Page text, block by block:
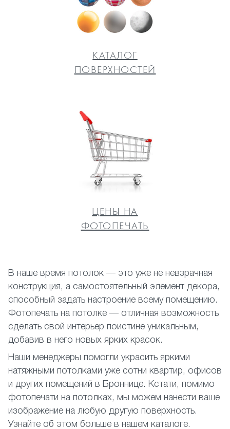
КАТАЛОГ
ПОВЕРХНОСТЕЙ
ЦЕНЫ НА
ФОТОПЕЧАТЬ
В наше время потолок — это уже не невзрачная
конструкция, а самостоятельный элемент декора,
способный задать настроение всему помещению.
Фотопечать на потолке — отличная возможность
сделать свой интерьер поистине уникальным,
добавив в него новых ярких красок.
Наши менеджеры помогли украсить яркими
натяжными потолками уже сотни квартир, офисов
и других помещений в Броннице. Кстати, помимо
фотопечати на потолках, мы можем нанести ваше
изображение на любую другую поверхность.
Узнайте об этом больше в нашем каталоге.